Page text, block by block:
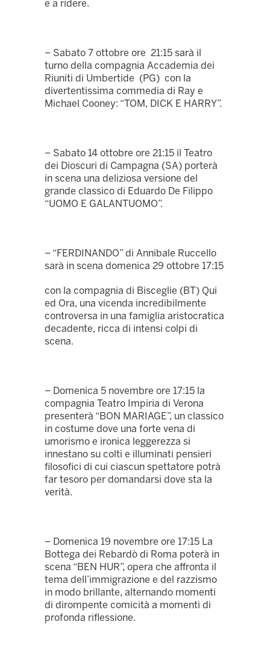
e a ridere.
– Sabato 7 ottobre ore 21:15 sarà il
turno della compagnia Accademia dei
Riuniti di Umbertide (PG) con la
divertentissima commedia di Ray e
Michael Cooney: “TOM, DICK E HARRY”.
– Sabato 14 ottobre ore 21:15 il Teatro
dei Dioscuri di Campagna (SA) porterà
in scena una deliziosa versione del
grande classico di Eduardo De Filippo
“UOMO E GALANTUOMO”.
– “FERDINANDO” di Annibale Ruccello
sarà in scena domenica 29 ottobre 17:15
con la compagnia di Bisceglie (BT) Qui
ed Ora, una vicenda incredibilmente
controversa in una famiglia aristocratica
decadente, ricca di intensi colpi di
scena.
– Domenica 5 novembre ore 17:15 la
compagnia Teatro Impiria di Verona
presenterà “BON MARIAGE”, un classico
in costume dove una forte vena di
umorismo e ironica leggerezza si
innestano su colti e illuminati pensieri
filosofici di cui ciascun spettatore potrà
far tesoro per domandarsi dove sta la
verità.
– Domenica 19 novembre ore 17:15 La
Bottega dei Rebardò di Roma poterà in
scena “BEN HUR”, opera che affronta il
tema dell’immigrazione e del razzismo
in modo brillante, alternando momenti
di dirompente comicità a momenti di
profonda riflessione.